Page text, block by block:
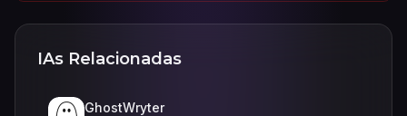
IAs Relacionadas
GhostWryter